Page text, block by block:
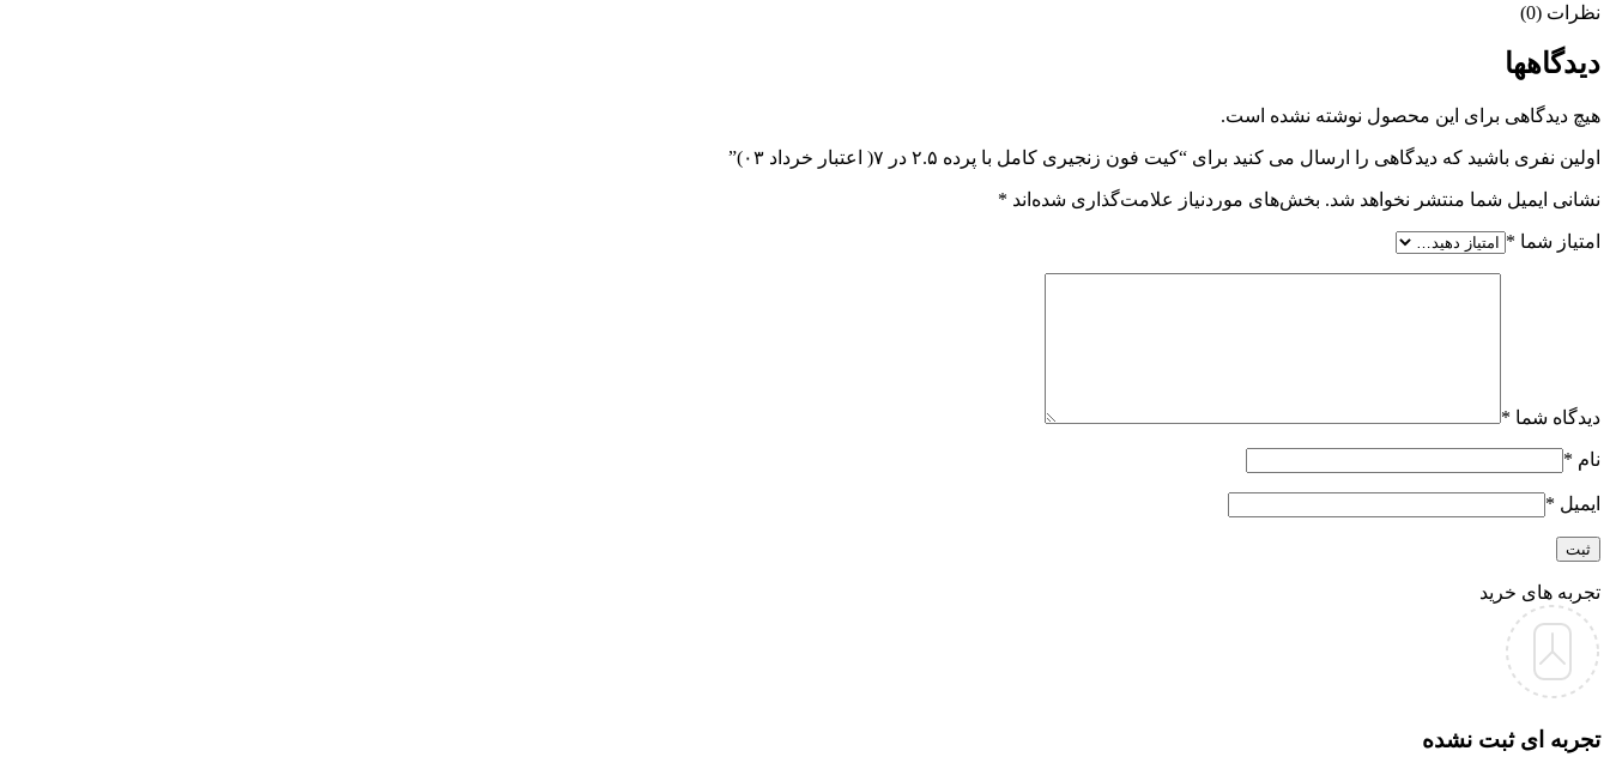
نظرات (0)
دیدگاهها
هیچ دیدگاهی برای این محصول نوشته نشده است.
اولین نفری باشید که دیدگاهی را ارسال می کنید برای “کیت فون زنجیری کامل با پرده ۲.۵ در ۷( اعتبار خرداد ۰۳)”
نشانی ایمیل شما منتشر نخواهد شد. بخش‌های موردنیاز علامت‌گذاری شده‌اند *
امتیاز شما *
دیدگاه شما *
نام *
ایمیل *
تجربه های خرید
تجربه ای ثبت نشده